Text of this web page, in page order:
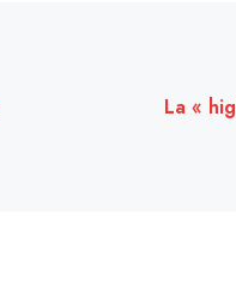
La «